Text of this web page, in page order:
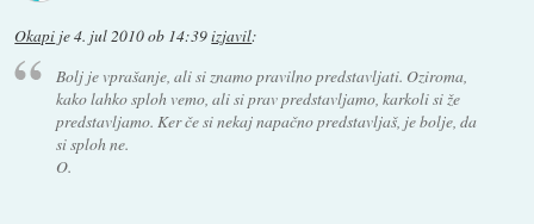
Okapi je4. jul 2010 ob 14:39izjavil:
Bolj je vprašanje, ali si znamo pravilno predstavljati. Oziroma,
kako lahko sploh vemo, ali si prav predstavljamo, karkoli si že
predstavljamo. Ker če si nekaj napačno predstavljaš, je bolje, da
si sploh ne.
O.